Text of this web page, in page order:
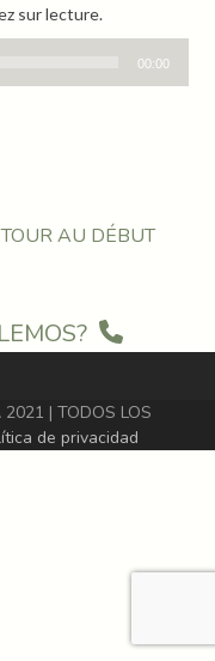
sur lecture.
00:00
AU DÉBUT
| TODOS LOS
de privacidad